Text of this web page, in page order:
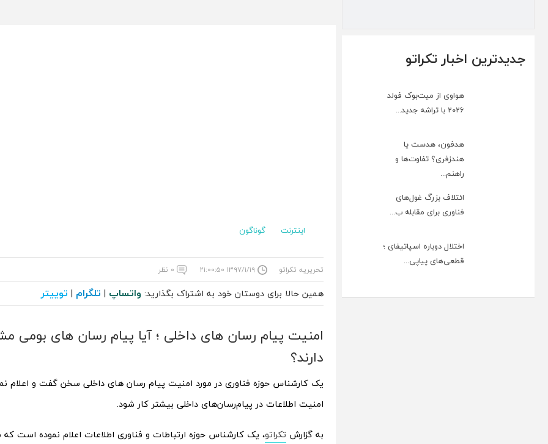
جدیدترین اخبار تکراتو
هواوی از میت‌بوک فولد
2026 با تراشه جدید...
هدفون، هدست یا
هندزفری؟ تفاوت‌ها و
راهنم...
ائتلاف بزرگ غول‌های
فناوری برای مقابله ب...
اختلال دوباره اسپاتیفای ؛
قطعی‌های پیاپی...
اینترنت گوناگون
تحریریه تکراتو ۱۳۹۷/۱/۱۹ ۲۱:۰۰:۵۰ ۰ نظر
همین حالا برای دوستان خود به اشتراک بگذارید: واتساپ | تلگرام | توییتر
امنیت پیام رسان های داخلی ؛ آیا پیام رسان های بومی
دارند؟
یک کارشناس حوزه فناوری در مورد امنیت پیام رسان های داخلی سخن گفت و اعلام
امنیت اطلاعات در پیام‌رسان‌های داخلی بیشتر کار شود.
به گزارش تکراتو، یک کارشناس حوزه ارتباطات و فناوری اطلاعات اعلام نموده است